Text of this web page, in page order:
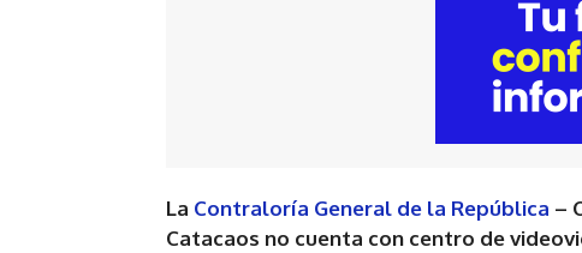
La Contraloría General de la República –
Catacaos no cuenta con centro de